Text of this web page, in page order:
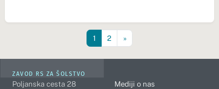
1 2 »
ZAVOD RS ZA ŠOLSTVO
Poljanska cesta 28
Mediji o nas